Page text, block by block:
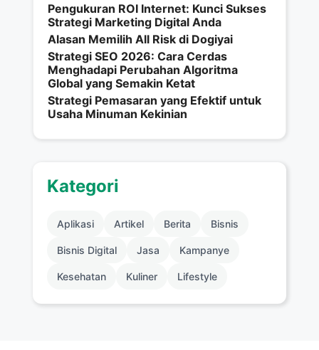
Pengukuran ROI Internet: Kunci Sukses
Strategi Marketing Digital Anda
Alasan Memilih All Risk di Dogiyai
Strategi SEO 2026: Cara Cerdas
Menghadapi Perubahan Algoritma
Global yang Semakin Ketat
Strategi Pemasaran yang Efektif untuk
Usaha Minuman Kekinian
Kategori
Aplikasi Artikel Berita Bisnis
Bisnis Digital Jasa Kampanye
Kesehatan Kuliner Lifestyle